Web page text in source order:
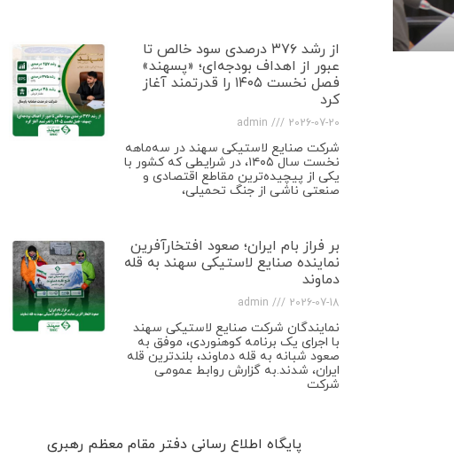
از رشد ۳۷۶ درصدی سود خالص تا
عبور از اهداف بودجه‌ای؛ «پسهند»
فصل نخست ۱۴۰۵ را قدرتمند آغاز
کرد
admin 2026-07-20
شرکت صنایع لاستیکی سهند در سه‌ماهه
نخست سال ۱۴۰۵، در شرایطی که کشور با
یکی از پیچیده‌ترین مقاطع اقتصادی و
صنعتی ناشی از جنگ تحمیلی،
بر فراز بام ایران؛ صعود افتخارآفرین
نماینده صنایع لاستیکی سهند به قله
دماوند
admin 2026-07-18
نمایندگان شرکت صنایع لاستیکی سهند
با اجرای یک برنامه کوهنوردی، موفق به
صعود شبانه به قله دماوند، بلندترین قله
ایران، شدند.به گزارش روابط عمومی
شرکت
پایگاه اطلاع رسانی دفتر مقام معظم رهبری